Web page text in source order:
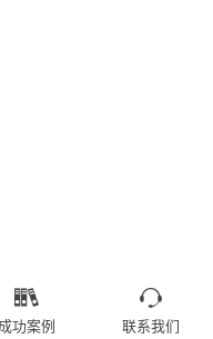
成功案例 联系我们